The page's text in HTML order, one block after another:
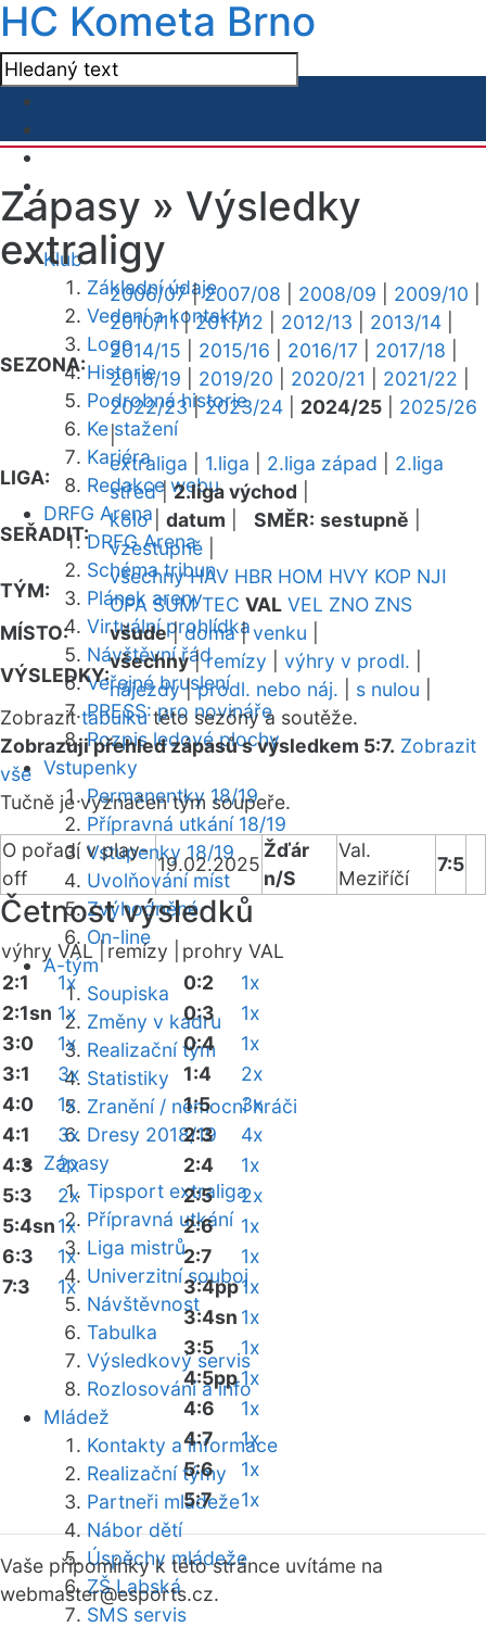
HC Kometa Brno
Klub
Základní údaje
Vedení a kontakty
Logo
Historie
Podrobná historie
Ke stažení
Kariéra
Redakce webu
DRFG Arena
DRFG Arena
Schéma tribun
Plánek areny
Virtuální prohlídka
Návštěvní řád
Veřejné bruslení
PRESS: pro novináře
Rozpis ledové plochy
Vstupenky
Permanentky 18/19
Přípravná utkání 18/19
Vstupenky 18/19
Uvolňování míst
Zvýhodněné
On-line
A-tým
Soupiska
Změny v kádru
Realizační tým
Statistiky
Zranění / nemocní hráči
Dresy 2018/19
Zápasy
Tipsport extraliga
Přípravná utkání
Liga mistrů
Univerzitní souboj
Návštěvnost
Tabulka
Výsledkový servis
Rozlosování a info
Mládež
Kontakty a informace
Realizační týmy
Partneři mládeže
Nábor dětí
Úspěchy mládeže
ZŠ Labská
SMS servis
Zápasy » Výsledky
extraligy
SEZONA:
2006/07|2007/08 2008/09 2009/10
2010/11|2011/12 2012/13 2013/14
2014/15
2015/16 2016/17 2017/18
2018/19
2019/20 2020/21 2021/22
2022/23|2023/24 2024/25
2025/26
|
LIGA:
extraliga 1.liga 2.liga západ
2.liga
střed|2.liga východ
SEŘADIT:
kolo| datum SMĚR: sestupně
vzestupně
TÝM:
všechny HAV HBR HOM HVY KOP NJI
OPA SUM TEC VAL VEL ZNO ZNS
MÍSTO:
všude|doma|venku
VÝSLEDKY:
všechny|remízy výhry v prodl.
nájezdy|prodl. nebo náj. s nulou
Zobrazittabulkutéto sezóny a soutěže.
Zobrazuji přehled zápasů s výsledkem 5:7. Zobrazit
vše
Tučně je vyznačen tým soupeře.
O pořadí v play-
off
19.02.2025
Žďár
n/S
Val.
Meziříčí
7:5
Četnost výsledků
výhry VAL |remízy |
prohry VAL
2:1
1x
2:1sn 1x
3:0
1x
3:1
3x
4:0
1x
4:1
3x
4:3
2x
5:3
2x
5:4sn1x
6:3
1x
7:3
1x
0:2
1x
0:3
1x
0:4
1x
1:4
2x
1:5
3x
2:3
4x
2:4
1x
2:5
2x
2:6
1x
2:7
1x
3:4pp1x
3:4sn 1x
3:5
1x
4:5pp1x
4:6
1x
4:7
1x
5:6
1x
5:7
1x
Vaše připomínky k této stránce uvítáme na
webmaster@esports.cz.